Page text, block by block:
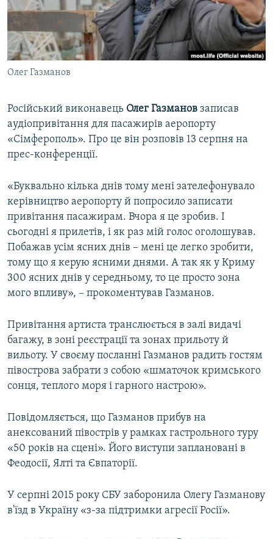
ВІДЕОУРОКИ «ELIFBE»
СВІДЧЕННЯ ОКУПАЦІЇ
УКРАЇНСЬКА ПРОБЛЕМА КРИМУ
ІНФОГРАФІКА
Qırımtatar
ДОЛУЧАЙСЯ!
Усі сайти RFE/RL
Олег Газманов
Російський виконавець Олег Газманов записав
аудіопривітання для пасажирів аеропорту
«Сімферополь». Про це він розповів 13 серпня на
прес-конференції.
«Буквально кілька днів тому мені зателефонувало
керівництво аеропорту й попросило записати
привітання пасажирам. Вчора я це зробив. І
сьогодні я прилетів, і як раз мій голос оголошував.
Побажав усім ясних днів – мені це легко зробити,
тому що я керую ясними днями. А так як у Криму
300 ясних днів у середньому, то це просто зона
мого впливу», – прокоментував Газманов.
Привітання артиста транслюється в залі видачі
багажу, в зоні реєстрації та зонах прильоту й
вильоту. У своєму посланні Газманов радить гостям
півострова забрати з собою «шматочок кримського
сонця, теплого моря і гарного настрою».
Повідомляється, що Газманов прибув на
анексований півострів у рамках гастрольного туру
«50 років на сцені». Його виступи заплановані в
Феодосії, Ялті та Євпаторії.
У серпні 2015 року СБУ заборонила Олегу Газманову
в'їзд в Україну «з-за підтримки агресії Росії».